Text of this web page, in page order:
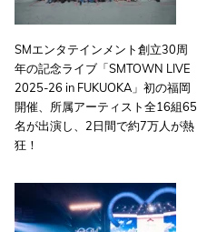
SMエンタテインメント創立30周
年の記念ライブ「SMTOWN LIVE
2025-26 in FUKUOKA」初の福岡
開催、所属アーティスト全16組65
名が出演し、2日間で約7万人が熱
狂！